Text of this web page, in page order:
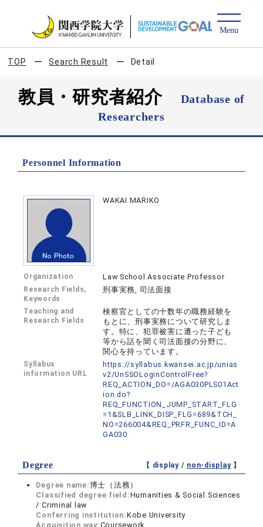
TOP Search Result Detail
教員・研究者紹介
Database of
Researchers
Personnel Information
WAKAI MARIKO
Organization Law School Associate Professor
Research Fields,
Keywords
刑事実務, 司法面接
Teaching and
Research Fields
検察官としての十数年の職務経験を
もとに、刑事実務について研究しま
す。特に、犯罪被害に遭った子ども
等から話を聞く司法面接の分野に、
関心を持っています。
Syllabus
information URL
https://syllabus.kwansei.ac.jp/unias
v2/UnSSOLoginControlFree?
REQ_ACTION_DO=/AGA030PLS01Act
ion.do?
REQ_FUNCTION_JUMP_START_FLG
=1&SLB_LINK_DISP_FLG=689&TCH_
NO=266004&REQ_PRFR_FUNC_ID=A
GA030
Degree 【 display / non-display】
Degree name:博士（法務）
Classified degree field:Humanities & Social Sciences
/ Criminal law
Conferring institution:Kobe University
Acquisition way:Coursework